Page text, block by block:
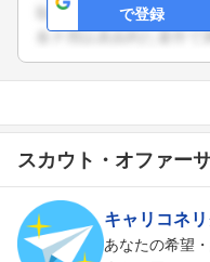
で登録
スカウト・オファー
キャリコネ
あなたの希望